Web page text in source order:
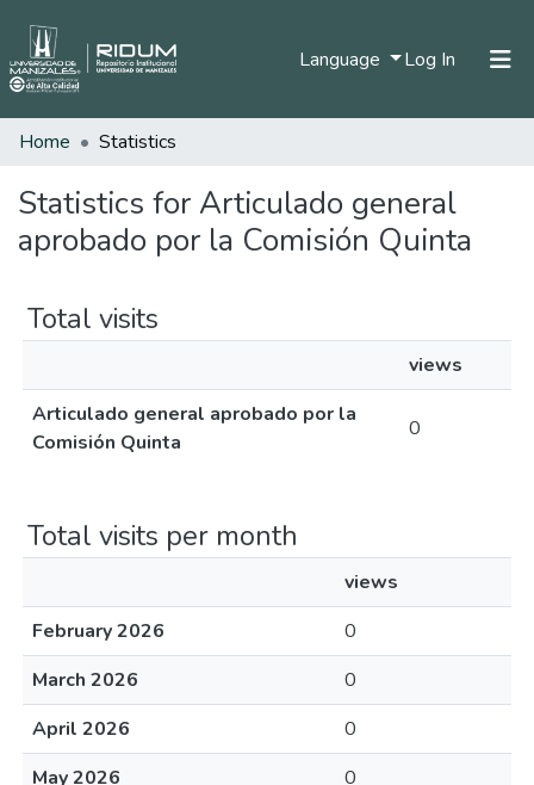
Language Log In (current)
Communities & Collections
All of DSpace
Home Statistics
Statistics for Articulado general
aprobado por la Comisión Quinta
Total visits
views
Articulado general aprobado por la
Comisión Quinta
0
Total visits per month
views
February 2026
0
March 2026
0
April 2026
0
May 2026
0